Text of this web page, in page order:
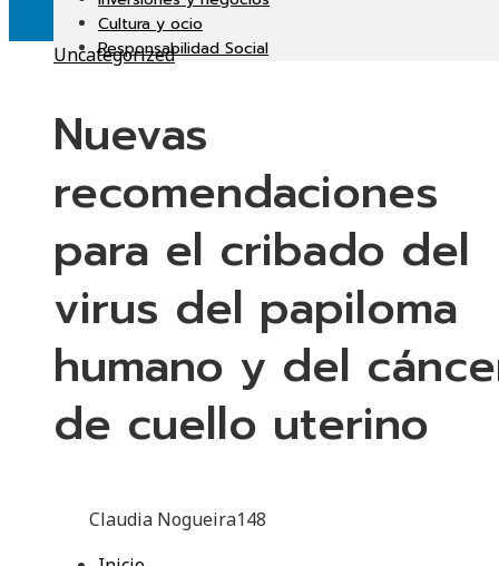
Cultura y ocio
Responsabilidad Social
Uncategorized
Nuevas
recomendaciones
para el cribado del
virus del papiloma
humano y del
de cuello uterino
Claudia Nogueira148